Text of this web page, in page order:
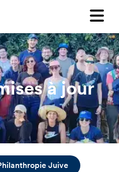
à jour
Juive
recevoir notre